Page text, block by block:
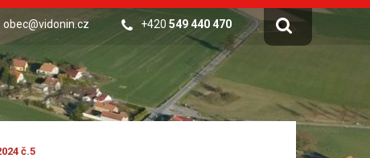
obec@vidonin.cz +420 549 440 470
č.5